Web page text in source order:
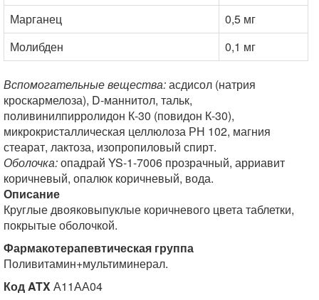
Марганец
0,5 мг
Молибден
0,1 мг
Вспомогательные вещества:асдисол (натрия
кроскармелоза), D-маннитол, тальк,
поливинилпирролидон К-30 (повидон К-30),
микрокристаллическая целлюлоза РН 102, магния
стеарат, лактоза, изопропиловый спирт.
Оболочка:опадрай YS-1-7006 прозрачный, арриавит
коричневый, опалюк коричневый, вода.
Описание
Круглые двояковыпуклые коричневого цвета таблетки,
покрытые оболочкой.
Фармакотерапевтическая группа
Поливитамин+мультиминерал.
Код ATXА11АА04